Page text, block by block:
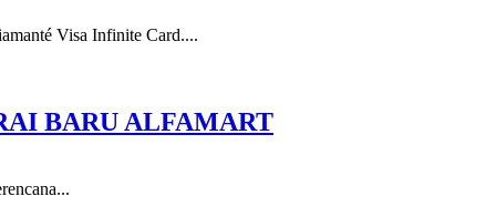
Visa Infinite Card....
BARU ALFAMART